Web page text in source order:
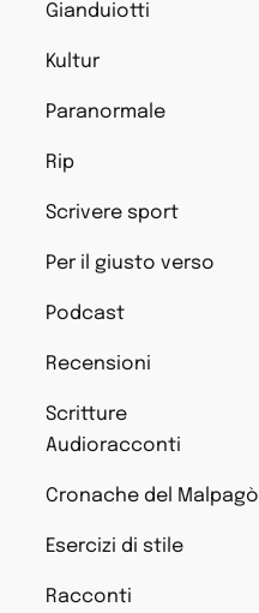
Gianduiotti
Kultur
Paranormale
Rip
Scrivere sport
Per il giusto verso
Podcast
Recensioni
Scritture
Audioracconti
Cronache del Malpagò
Esercizi di stile
Racconti